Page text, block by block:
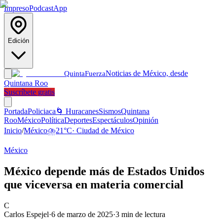
ImpresoPodcastApp
Edición
QuintaFuerzaNoticias de México, desde
Quintana Roo
Suscríbete gratis
PortadaPoliciaca 🌀 HuracanesSismosQuintana
RooMéxicoPolíticaDeportesEspectáculosOpinión
Inicio/México⛈️21°C· Ciudad de México
México
México depende más de Estados Unidos
que viceversa en materia comercial
C
Carlos Espejel·6 de marzo de 2025·3 min de lectura